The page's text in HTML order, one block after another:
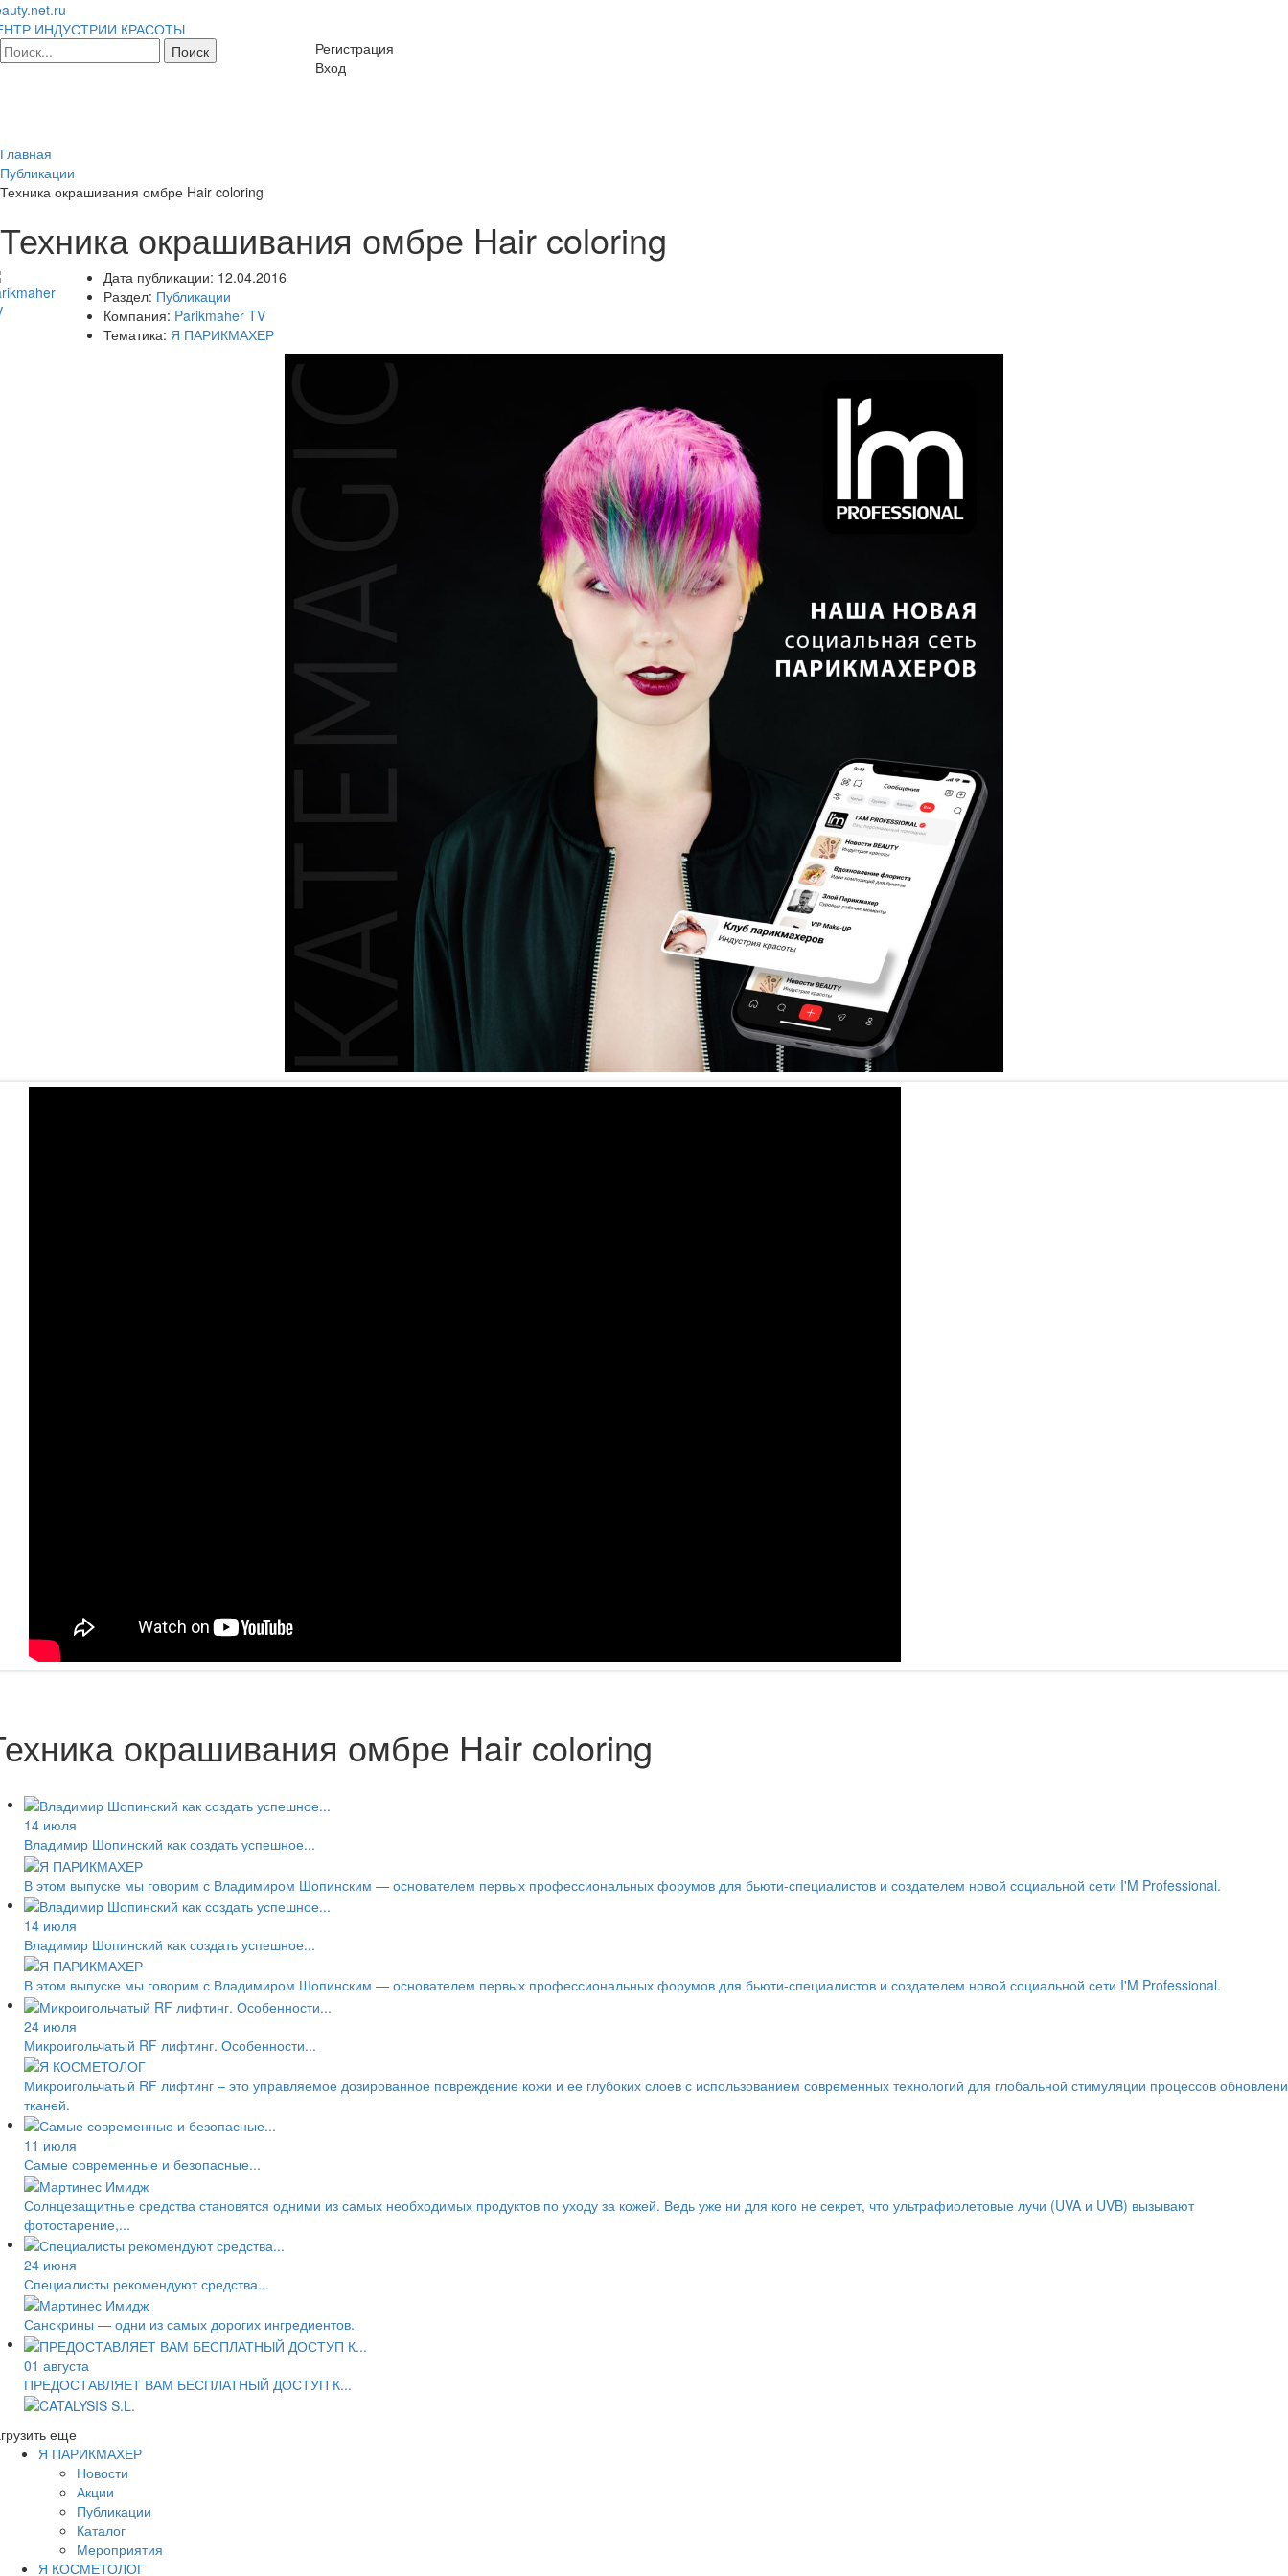
ИНДУСТРИИ КРАСОТЫ
Регистрация
Вход
Главная
Публикации
Техника окрашивания омбре Hair coloring
Техника окрашивания омбре Hair coloring
Дата публикации: 12.04.2016
Раздел: Публикации
Компания: Parikmaher TV
Тематика: Я ПАРИКМАХЕР
окрашивания омбре Hair coloring
14 июля
Владимир Шопинский как создать успешное...
В этом выпуске мы говорим с Владимиром Шопинским — основателем первых профессиональных форумов для бьюти-специалистов и создателем новой социальной сети I'M Professional.
14 июля
Владимир Шопинский как создать успешное...
В этом выпуске мы говорим с Владимиром Шопинским — основателем первых профессиональных форумов для бьюти-специалистов и создателем новой социальной сети I'M Professional.
24 июля
Микроигольчатый RF лифтинг. Особенности...
Микроигольчатый RF лифтинг – это управляемое дозированное повреждение кожи и ее глубоких слоев с использованием современных технологий для глобальной стимуляции процессов
тканей.
11 июля
Самые современные и безопасные...
Солнцезащитные средства становятся одними из самых необходимых продуктов по уходу за кожей. Ведь уже ни для кого не секрет, что ультрафиолетовые лучи (UVA и UVB) вызывают
фотостарение,...
24 июня
Специалисты рекомендуют средства...
Санскрины — одни из самых дорогих ингредиентов.
01 августа
ПРЕДОСТАВЛЯЕТ ВАМ БЕСПЛАТНЫЙ ДОСТУП К...
еще
Я ПАРИКМАХЕР
Новости
Акции
Публикации
Каталог
Мероприятия
Я КОСМЕТОЛОГ